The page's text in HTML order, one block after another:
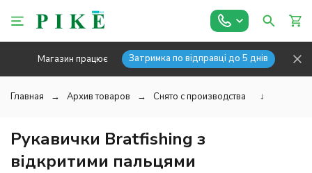
Магазин працює Затримка по відправці до 5 днів
Главная Архив товаров Снято с производства ↓
Рукавички Bratfishing з
відкритими пальцями